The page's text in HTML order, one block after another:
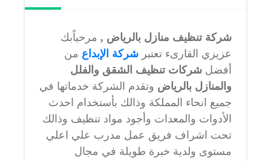
شركة تنظيف منازل بالرياض , مرحباًبك
عزيزي القارىء تعتبر شركة الإبداع من
أفضل شركات تنظيف الشقق والفلل
والمنازل بالرياض وتقدم الشركة خدماتها في
جميع انحاء المملكة وذالك بأستخدام احدث
الأدوات والمعدات وأجود مواد تنظيف وذالك
تحت اشراف فريق عمل مدرب علي اعلي
مستوى ولدية خبرة طويلة في مجال